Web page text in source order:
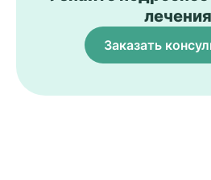
Заказать